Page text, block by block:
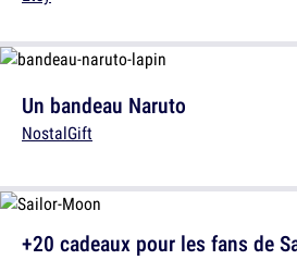
Un bandeau Naruto
NostalGift
+20 cadeaux pour les fans de